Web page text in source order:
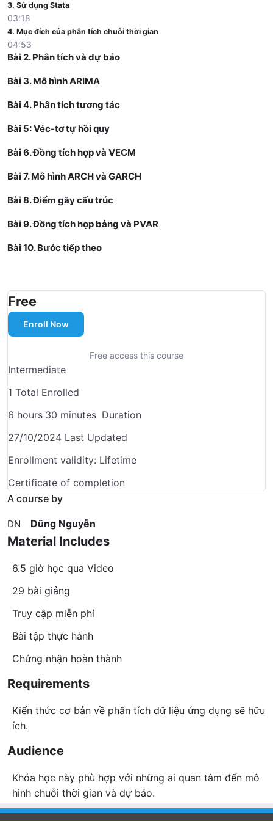
3. Sử dụng Stata
03:18
4. Mục đích của phân tích chuỗi thời gian
04:53
Bài 2. Phân tích và dự báo
Bài 3. Mô hình ARIMA
Bài 4. Phân tích tương tác
Bài 5: Véc-tơ tự hồi quy
Bài 6. Đồng tích hợp và VECM
Bài 7. Mô hình ARCH và GARCH
Bài 8. Điểm gãy cấu trúc
Bài 9. Đồng tích hợp bảng và PVAR
Bài 10. Bước tiếp theo
Free
Enroll Now
Free access this course
Intermediate
1 Total Enrolled
6 hours 30 minutes Duration
27/10/2024 Last Updated
Enrollment validity: Lifetime
Certificate of completion
A course by
DN Dũng Nguyễn
Material Includes
6.5 giờ học qua Video
29 bài giảng
Truy cập miễn phí
Bài tập thực hành
Chứng nhận hoàn thành
Requirements
Kiến thức cơ bản về phân tích dữ liệu ứng dụng sẽ hữu
ích.
Audience
Khóa học này phù hợp với những ai quan tâm đến mô
hình chuỗi thời gian và dự báo.